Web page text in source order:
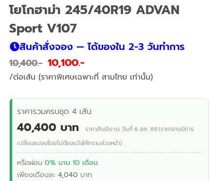
โยโกฮาม่า 245/40R19 ADVAN
Sport V107
สินค้าสั่งจอง — ได้ของใน 2-3 วันทำการ
10,400 10,100
/ต่อเส้น (ราคาพิเศษเฉพาะที่ สามไทย เท่านั้น)
ราคารวมครบชุด 4 เส้น
40,400 บาท
ราคาอ้างอิง ณ วันที่ 6 ส.ค. 69 (ราคาอาจมีการ
เปลี่ยนแปลงโดยไม่ต้องแจ้งให้ทราบล่วงหน้า)
หรือผ่อน0% นาน 10 เดือน
เพียงเดือนละ4,040 บาท